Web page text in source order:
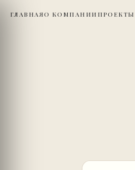
ГЛАВНАЯО КОМПАНИИ ПРОЕКТЫ